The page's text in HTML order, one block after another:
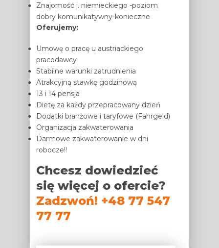
Znajomość j. niemieckiego -poziom
dobry komunikatywny-konieczne
Oferujemy:
Umowę o pracę u austriackiego
pracodawcy
Stabilne warunki zatrudnienia
Atrakcyjną stawkę godzinową
13 i 14 pensja
Dietę za każdy przepracowany dzień
Dodatki branżowe i taryfowe (Fahrgeld)
Organizacja zakwaterowania
Darmowe zakwaterowanie w dni
robocze!!
Chcesz dowiedzieć
się więcej o ofercie?
Zadzwoń! +48 77 547
77 77